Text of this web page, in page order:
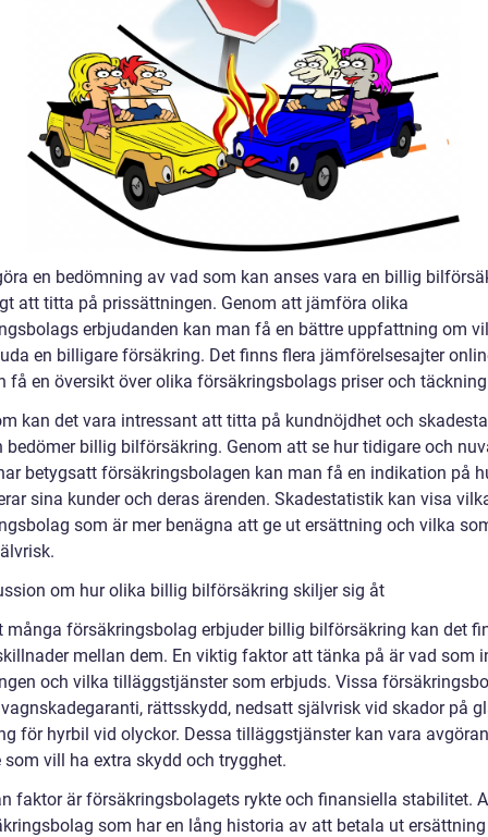
en bedömning av vad som kan anses vara en billig
att titta på prissättningen. Genom att jämföra olika
erbjudanden kan man få en bättre uppfattning om
en billigare försäkring. Det finns flera jämförelsesajter
få en översikt över olika försäkringsbolags priser och
kan det vara intressant att titta på kundnöjdhet och
bedömer billig bilförsäkring. Genom att se hur tidigare och
betygsatt försäkringsbolagen kan man få en indikation på
sina kunder och deras ärenden. Skadestatistik kan visa
som är mer benägna att ge ut ersättning och vilka
om hur olika billig bilförsäkring skiljer sig åt
många försäkringsbolag erbjuder billig bilförsäkring kan det
mellan dem. En viktig faktor att tänka på är vad som
och vilka tilläggstjänster som erbjuds. Vissa
rättsskydd, nedsatt självrisk vid skador på
för hyrbil vid olyckor. Dessa tilläggstjänster kan vara
som vill ha extra skydd och trygghet.
faktor är försäkringsbolagets rykte och finansiella stabilitet.
som har en lång historia av att betala ut